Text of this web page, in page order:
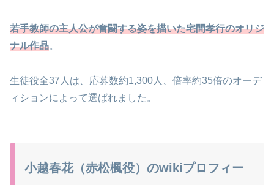
若手教師の主人公が奮闘する姿を描いた宅間孝行のオリジ
ナル作品。
生徒役全37人は、応募数約1,300人、倍率約35倍のオーデ
ィションによって選ばれました。
小越春花（赤松楓役）のwikiプロフィー